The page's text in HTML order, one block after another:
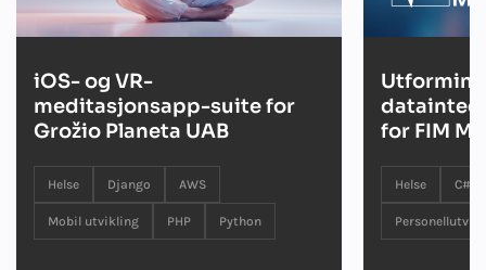
iOS- og VR-
meditasjonsapp-suite for
Grožio Planeta UAB
Helse Django AWS
Mobil utvikling PHP Python
for FIM
Helse C#